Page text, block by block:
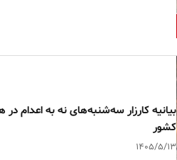
کشور
۱۴۰۵/۵/۱۳